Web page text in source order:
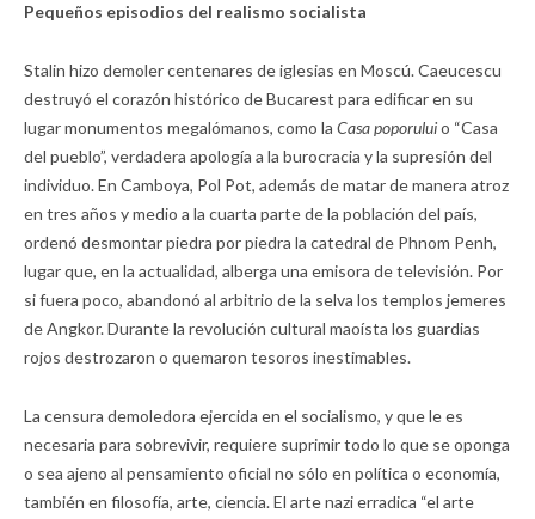
Pequeños episodios del realismo socialista
Stalin hizo demoler centenares de iglesias en Moscú. Caeucescu
destruyó el corazón histórico de Bucarest para edificar en su
lugar monumentos megalómanos, como la Casa poporuluio “Casa
del pueblo”, verdadera apología a la burocracia y la supresión del
individuo. En Camboya, Pol Pot, además de matar de manera atroz
en tres años y medio a la cuarta parte de la población del país,
ordenó desmontar piedra por piedra la catedral de Phnom Penh,
lugar que, en la actualidad, alberga una emisora de televisión. Por
si fuera poco, abandonó al arbitrio de la selva los templos jemeres
de Angkor. Durante la revolución cultural maoísta los guardias
rojos destrozaron o quemaron tesoros inestimables.
La censura demoledora ejercida en el socialismo, y que le es
necesaria para sobrevivir, requiere suprimir todo lo que se oponga
o sea ajeno al pensamiento oficial no sólo en política o economía,
también en filosofía, arte, ciencia. El arte nazi erradica “el arte